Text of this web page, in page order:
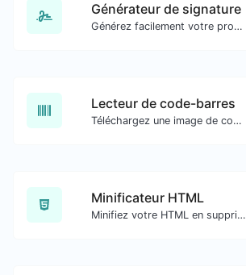
Générateur de signature
Générez facilement votre propre signature personnalisée et téléchargez-la en toute simplicité.
Lecteur de code-barres
Téléchargez une image de code-barres et extrayez les données.
Minificateur HTML
Minifiez votre HTML en supprimant tous les caractères inutiles.